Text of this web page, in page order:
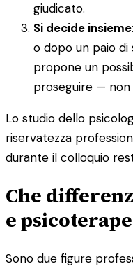
giudicato.
Si decide insieme
o dopo un paio di
propone un
proseguire — non
Lo studio dello
riservatezza
durante il colloquio
Che
e
Sono due figure